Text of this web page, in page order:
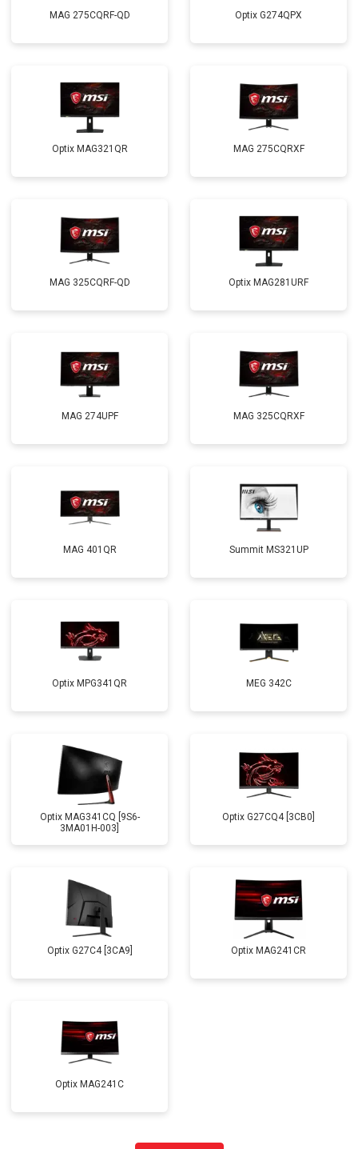
MAG 275CQRF-QD Optix G274QPX
Optix MAG321QR MAG 275CQRXF
MAG 325CQRF-QD Optix MAG281URF
MAG 274UPF MAG 325CQRXF
MAG 401QR Summit MS321UP
Optix MPG341QR MEG 342C
Optix MAG341CQ [9S6-
3MA01H-003]
Optix G27CQ4 [3CB0]
Optix G27C4 [3CA9] Optix MAG241CR
Optix MAG241C